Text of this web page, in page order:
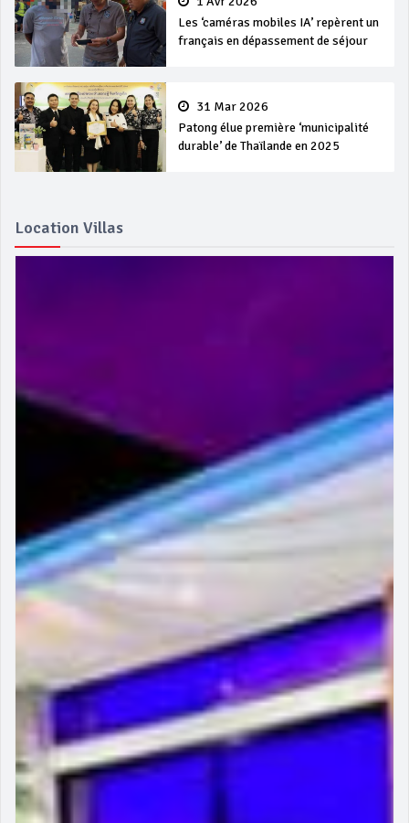
Les ‘caméras mobiles IA’ repèrent un
français en dépassement de séjour
31 Mar 2026
Patong élue première ‘municipalité
durable’ de Thaïlande en 2025
Location Villas